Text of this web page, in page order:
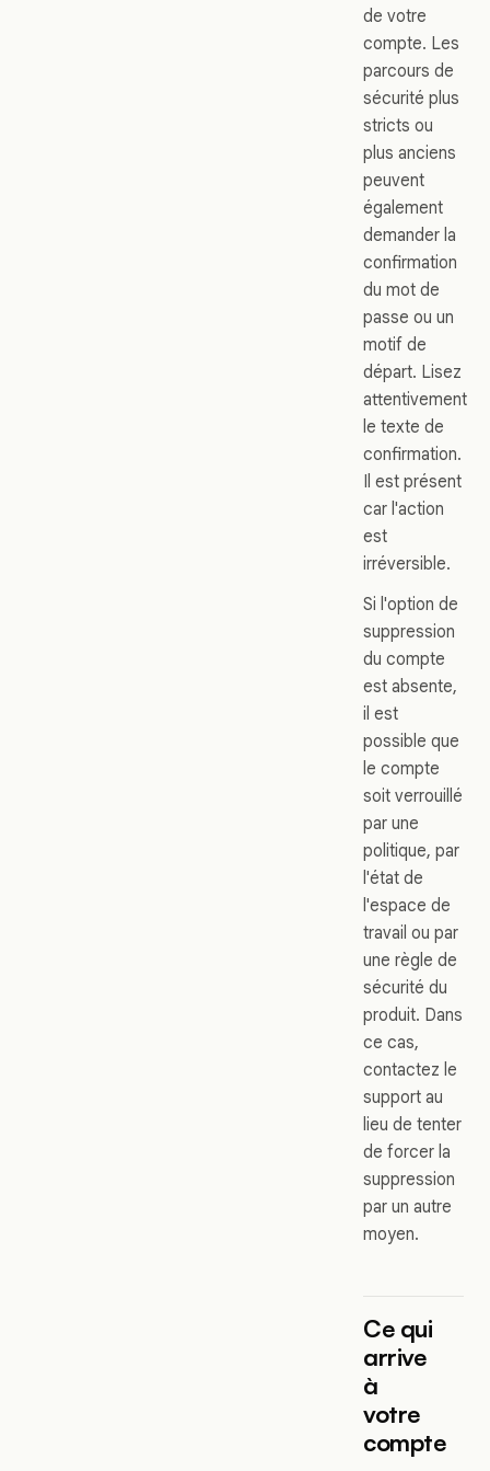
de votre
compte. Les
parcours de
sécurité plus
stricts ou
plus anciens
peuvent
également
demander la
confirmation
du mot de
passe ou un
motif de
départ. Lisez
attentivement
le texte de
confirmation.
Il est présent
car l'action
est
irréversible.
Si l'option de
suppression
du compte
est absente,
il est
possible que
le compte
soit verrouillé
par une
politique, par
l'état de
l'espace de
travail ou par
une règle de
sécurité du
produit. Dans
ce cas,
contactez le
support au
lieu de tenter
de forcer la
suppression
par un autre
moyen.
Ce qui
arrive
à
votre
compte